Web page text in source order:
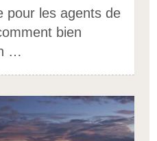
pour les agents de
bien
…